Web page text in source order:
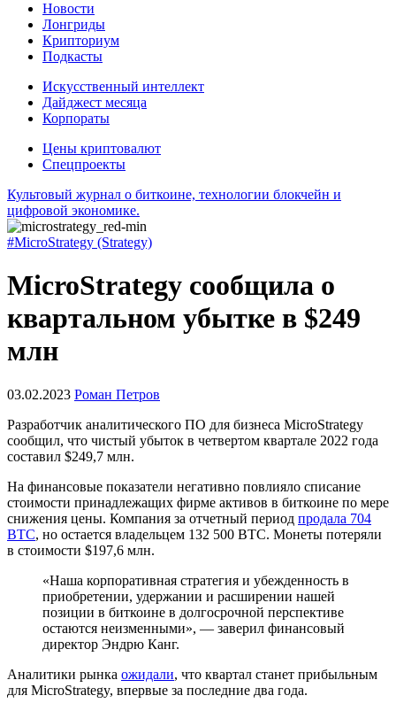
Новости
Лонгриды
Крипториум
Подкасты
Искусственный интеллект
Дайджест месяца
Корпораты
Цены криптовалют
Спецпроекты
Культовый журнал о биткоине, технологии блокчейн и
цифровой экономике.
#MicroStrategy (Strategy)
MicroStrategy сообщила о
квартальном убытке в $249
млн
03.02.2023 Роман Петров
Разработчик аналитического ПО для бизнеса MicroStrategy
сообщил, что чистый убыток в четвертом квартале 2022 года
составил $249,7 млн.
На финансовые показатели негативно повлияло списание
стоимости принадлежащих фирме активов в биткоине по мере
снижения цены. Компания за отчетный период продала 704
BTC, но остается владельцем 132 500 BTC. Монеты потеряли
в стоимости $197,6 млн.
«Наша корпоративная стратегия и убежденность в
приобретении, удержании и расширении нашей
позиции в биткоине в долгосрочной перспективе
остаются неизменными», — заверил финансовый
директор Эндрю Канг.
Аналитики рынка ожидали, что квартал станет прибыльным
для MicroStrategy, впервые за последние два года.